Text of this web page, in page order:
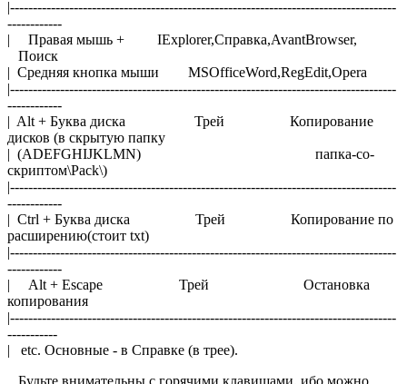
|-------------------------------------------------------------------------------------
------------
| Правая мышь + IExplorer,Справка,AvantBrowser,
Поиск
| Средняя кнопка мыши MSOfficeWord,RegEdit,Opera
|-------------------------------------------------------------------------------------
------------
| Alt + Буква диска Трей Копирование
дисков (в скрытую папку
| (ADEFGHIJKLMN) папка-со-
скриптом\Pack\)
|-------------------------------------------------------------------------------------
------------
| Ctrl + Буква диска Трей Копирование по
расширению(стоит txt)
|-------------------------------------------------------------------------------------
------------
| Alt + Escape Трей Остановка
копирования
|-------------------------------------------------------------------------------------
-----------
| etc. Основные - в Справке (в трее).
Будьте внимательны с горячими клавишами, ибо можно